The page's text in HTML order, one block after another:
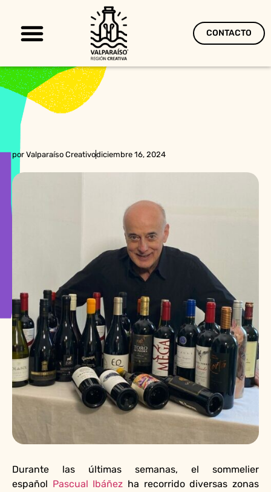
CONTACTO
por Valparaíso Creativodiciembre 16, 2024
Durante las últimas semanas, el sommelier
español Pascual Ibáñez ha recorrido diversas zonas